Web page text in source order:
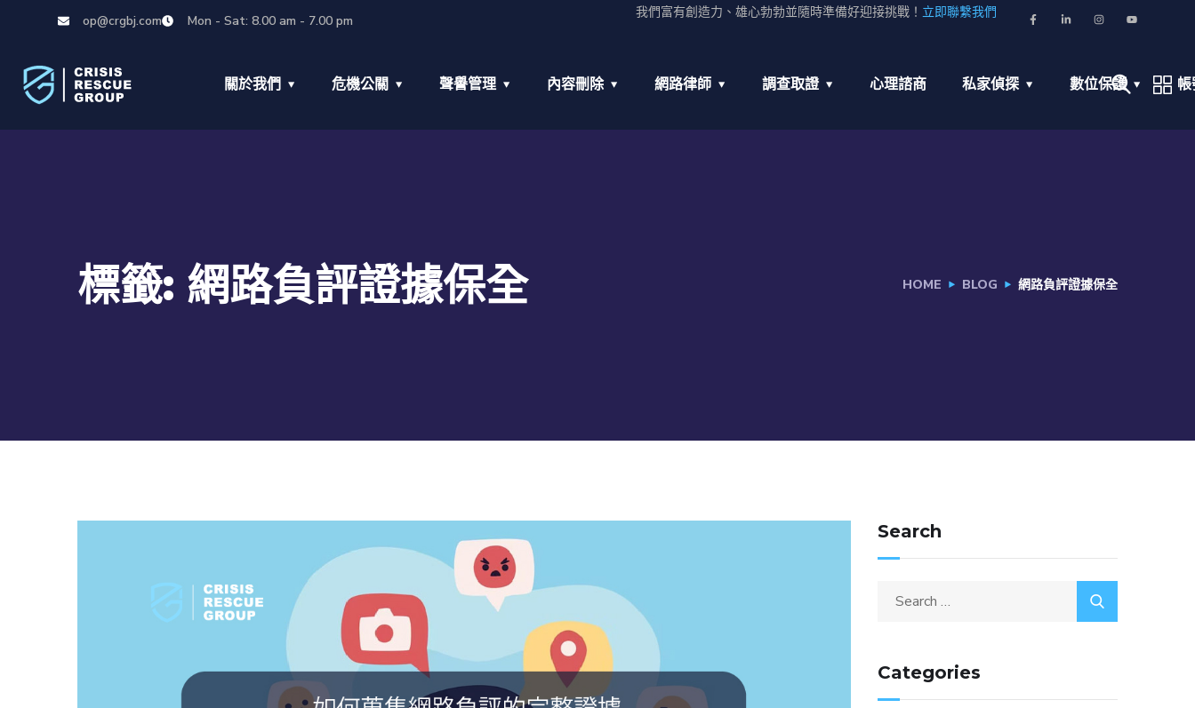
op@crgbj.com Mon - Sat: 8.00 am - 7.00 pm
我們富有創造力、雄心勃勃並隨時準備好迎接挑戰！ 立即聯繫我們
關於我們 危機公關 聲譽管理 內容刪除 網路律師 調查取證 心理諮商 私家偵探 數位保護
標籤: 網路負評證據保全 HOME BLOG 網路負評證據保全
Search
Categories